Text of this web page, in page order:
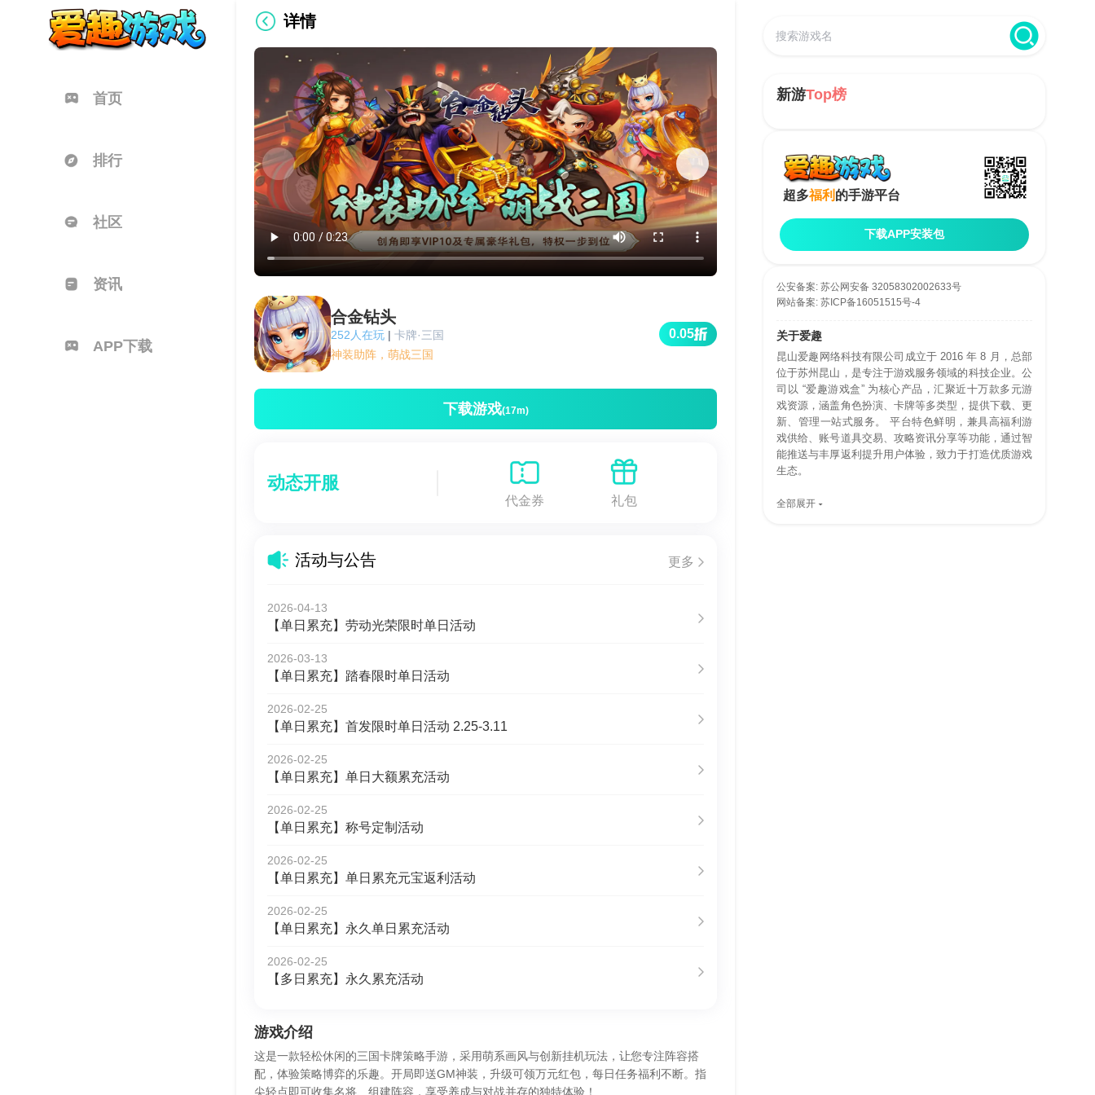
首页
排行
社区
资讯
APP下载
详情
合金钻头
252人在玩 | 卡牌·三国
神装助阵，萌战三国
0.05
下载游戏(17m)
动态开服
代金券 礼包
活动与公告 更多
2026-04-13
【单日累充】劳动光荣限时单日活动
2026-03-13
【单日累充】踏春限时单日活动
2026-02-25
【单日累充】首发限时单日活动 2.25-3.11
2026-02-25
【单日累充】单日大额累充活动
2026-02-25
【单日累充】称号定制活动
2026-02-25
【单日累充】单日累充元宝返利活动
2026-02-25
【单日累充】永久单日累充活动
2026-02-25
【多日累充】永久累充活动
游戏介绍
这是一款轻松休闲的三国卡牌策略手游，采用萌系画风与创新挂机玩法，让您专注阵容搭
配，体验策略博弈的乐趣。开局即送GM神装，升级可领万元红包，每日任务福利不断。指
尖轻点即可收集名将、组建阵容，享受养成与对战并存的独特体验！
新游Top榜
超多福利 的手游平台
下载APP安装包
公安备案: 苏公网安备 32058302002633号
网站备案: 苏ICP备16051515号-4
关于爱趣
昆山爱趣网络科技有限公司成立于 2016 年 8 月，总部
位于苏州昆山，是专注于游戏服务领域的科技企业。公
司以 “爱趣游戏盒” 为核心产品，汇聚近十万款多元游
戏资源，涵盖角色扮演、卡牌等多类型，提供下载、更
新、管理一站式服务。 平台特色鲜明，兼具高福利游
戏供给、账号道具交易、攻略资讯分享等功能，通过智
能推送与丰厚返利提升用户体验，致力于打造优质游戏
生态。
全部展开